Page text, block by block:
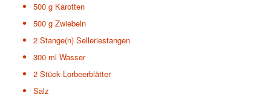
500 g Karotten
500 g Zwiebeln
2 Stange(n) Selleriestangen
300 ml Wasser
2 Stück Lorbeerblätter
Salz